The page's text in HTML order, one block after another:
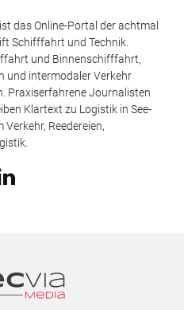
das Online-Portal der achtmal
Schifffahrt und Technik.
und Binnenschifffahrt,
und intermodaler Verkehr
Praxiserfahrene Journalisten
Klartext zu Logistik in See-
Reedereien,